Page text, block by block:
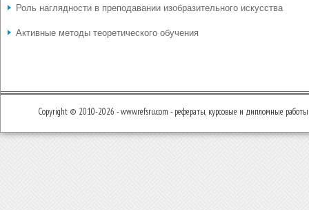
Роль наглядности в преподавании изобразительного искусства
Активные методы теоретического обучения
Copyright © 2010-2026 - www.refsru.com - рефераты, курсовые и дипломные работы